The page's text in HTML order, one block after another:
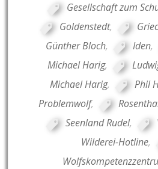
Gesellschaft zum
Goldenstedt,
Günther Bloch, Iden,
Michael Harig,
Michael Harig, Phil
Problemwolf,
Seenland Rudel,
Wilderei-Hotline,